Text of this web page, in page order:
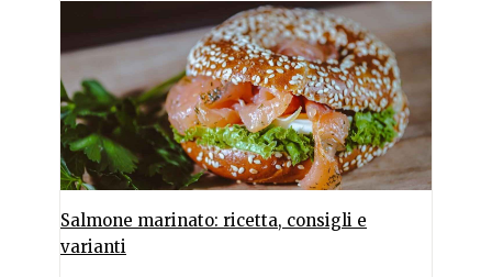
Salmone marinato: ricetta, consigli e
varianti